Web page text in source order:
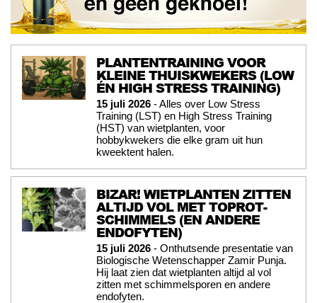
PLANTENTRAINING VOOR
KLEINE THUISKWEKERS (LOW
ÉN HIGH STRESS TRAINING)
15 juli 2026 - Alles over Low Stress
Training (LST) en High Stress Training
(HST) van wietplanten, voor
hobbykwekers die elke gram uit hun
kweektent halen.
BIZAR! WIETPLANTEN ZITTEN
ALTIJD VOL MET TOPROT-
SCHIMMELS (EN ANDERE
ENDOFYTEN)
15 juli 2026 - Onthutsende presentatie van
Biologische Wetenschapper Zamir Punja.
Hij laat zien dat wietplanten altijd al vol
zitten met schimmelsporen en andere
endofyten.